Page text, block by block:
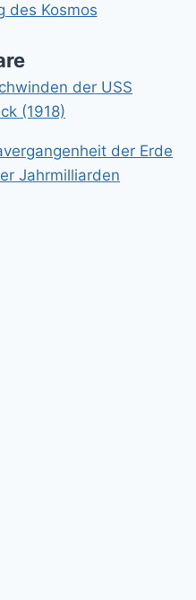
des Kosmos
der USS
(1918)
der Erde
Jahrmilliarden